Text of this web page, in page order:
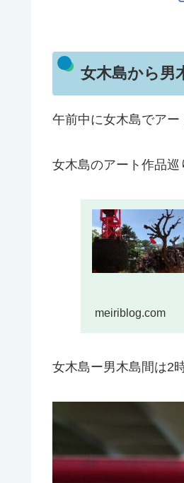
女木島から男
午前中に女木島でアー
女木島のアート作品
meiriblog.com
女木島ー男木島間は2